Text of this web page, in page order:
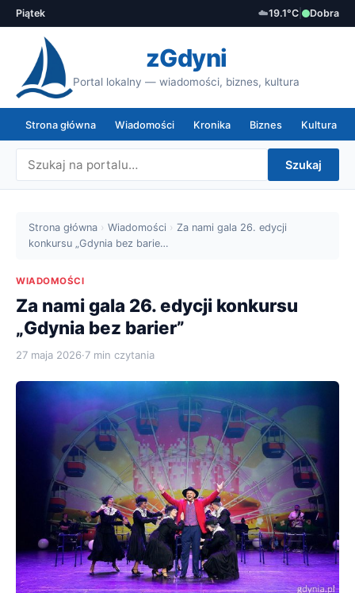
Piątek ☁️19.1°C Dobra
zGdyni
Portal lokalny — wiadomości, biznes, kultura
Strona główna Wiadomości Kronika Biznes Kultura
Szukaj
Strona główna › Wiadomości › Za nami gala 26. edycji
konkursu „Gdynia bez barie…
WIADOMOŚCI
Za nami gala 26. edycji konkursu
„Gdynia bez barier”
27 maja 2026·7 min czytania